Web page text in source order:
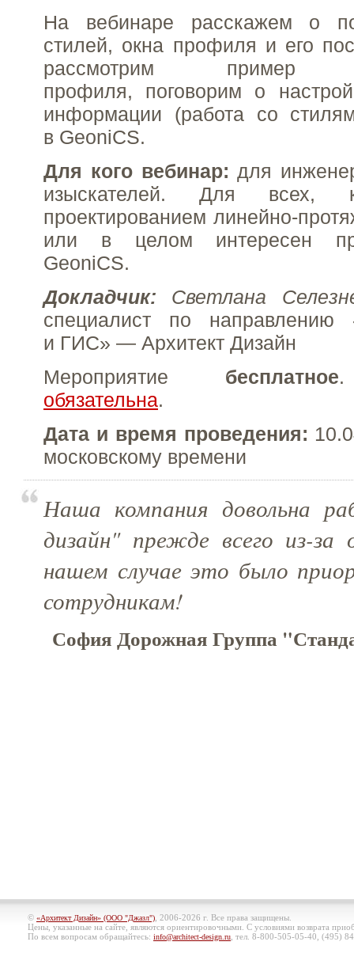
На вебинаре расскажем о
стилей, окна профиля и его
рассмотрим пример
профиля, поговорим о
информации (работа со
в GeoniCS.
Для кого вебинар: для
изыскателей. Для всех,
проектированием линейно-
или в целом интересен
GeoniCS.
Докладчик: Светлана
специалист по направлению
и ГИС» — Архитект Дизайн
Мероприятие бесплатное
обязательна.
Дата и время проведения:
московскому времени
Наша компания довольна
дизайн" прежде всего из-за
нашем случае это было
сотрудникам!
София Дорожная Группа
© «Архитект Дизайн» (ООО "Джазл") , 2006-2026 г. Все права защищены.
Цены, указанные на сайте, являются ориентировочными. С условиями возврата
По всем вопросам обращайтесь: info@architect-design.ru , тел. 8-800-505-05-40, (495)